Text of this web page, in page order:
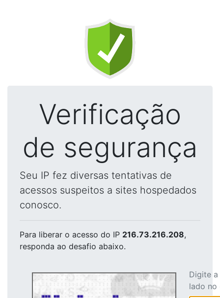
Verificação
de segurança
Seu IP fez diversas tentativas de
acessos suspeitos a sites hospedados
conosco.
Para liberar o acesso do IP 216.73.216.208,
responda ao desafio abaixo.
Digite
lado no